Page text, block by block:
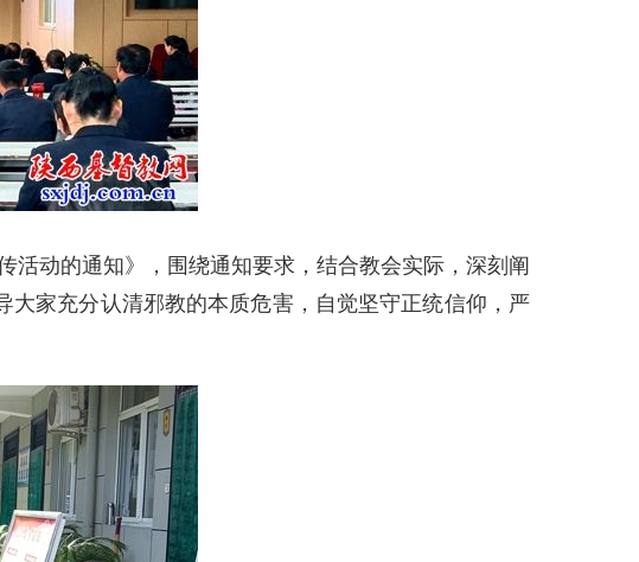
动的通知》，围绕通知要求，结合教会实际，深刻阐
家充分认清邪教的本质危害，自觉坚守正统信仰，严